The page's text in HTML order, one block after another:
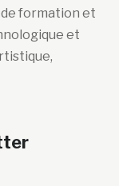
formation et
et